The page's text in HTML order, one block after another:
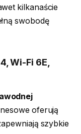
kilkanaście
swobodę
Wi-Fi 6E,
oferują
szybkie